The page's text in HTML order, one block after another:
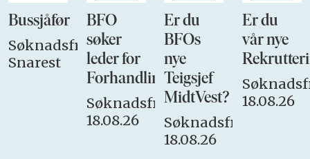
Bussjåfør
Søknadsfrist:
Snarest
BFO
søker
leder for
Forhandlingsutvalget
Søknadsfrist:
18.08.26
Er du
BFOs
nye
Teigsjef
MidtVest?
Søknadsfrist:
18.08.26
Er du
vår nye
18.08.26